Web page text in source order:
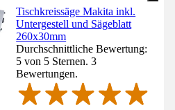
Tischkreissäge Makita inkl.
Untergestell und Sägeblatt
260x30mm
Durchschnittliche Bewertung:
5 von 5 Sternen. 3
Bewertungen.